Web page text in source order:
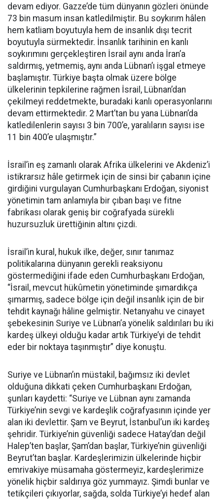
devam ediyor. Gazze’de tüm dünyanın gözleri önünde
73 bin masum insan katledilmiştir. Bu soykırım hâlen
hem katliam boyutuyla hem de insanlık dışı tecrit
boyutuyla sürmektedir. İnsanlık tarihinin en kanlı
soykırımını gerçekleştiren İsrail aynı anda İran’a
saldırmış, yetmemiş, aynı anda Lübnan’ı işgal etmeye
başlamıştır. Türkiye başta olmak üzere bölge
ülkelerinin tepkilerine rağmen İsrail, Lübnan’dan
çekilmeyi reddetmekte, buradaki kanlı operasyonlarını
devam ettirmektedir. 2 Mart’tan bu yana Lübnan’da
katledilenlerin sayısı 3 bin 700’e, yaralıların sayısı ise
11 bin 400’e ulaşmıştır.”
İsrail’in eş zamanlı olarak Afrika ülkelerini ve Akdeniz’i
istikrarsız hâle getirmek için de sinsi bir çabanın içine
girdiğini vurgulayan Cumhurbaşkanı Erdoğan, siyonist
yönetimin tam anlamıyla bir çıban başı ve fitne
fabrikası olarak geniş bir coğrafyada sürekli
huzursuzluk ürettiğinin altını çizdi.
İsrail’in kural, hukuk ilke, değer, sınır tanımaz
politikalarına dünyanın gerekli reaksiyonu
göstermediğini ifade eden Cumhurbaşkanı Erdoğan,
“İsrail, mevcut hükûmetin yönetiminde şımardıkça
şımarmış, sadece bölge için değil insanlık için de bir
tehdit kaynağı hâline gelmiştir. Netanyahu ve cinayet
şebekesinin Suriye ve Lübnan’a yönelik saldırıları bu iki
kardeş ülkeyi olduğu kadar artık Türkiye’yi de tehdit
eder bir noktaya taşınmıştır” diye konuştu.
Suriye ve Lübnan’ın müstakil, bağımsız iki devlet
olduğuna dikkati çeken Cumhurbaşkanı Erdoğan,
şunları kaydetti: “Suriye ve Lübnan aynı zamanda
Türkiye’nin sevgi ve kardeşlik coğrafyasının içinde yer
alan iki devlettir. Şam ve Beyrut, İstanbul’un iki kardeş
şehridir. Türkiye’nin güvenliği sadece Hatay’dan değil
Halep’ten başlar, Şam’dan başlar, Türkiye’nin güvenliği
Beyrut’tan başlar. Kardeşlerimizin ülkelerinde hiçbir
emrivakiye müsamaha göstermeyiz, kardeşlerimize
yönelik hiçbir saldırıya göz yummayız. Şimdi bunlar ve
tetikçileri çıkıyorlar, sağda, solda Türkiye’yi hedef alan